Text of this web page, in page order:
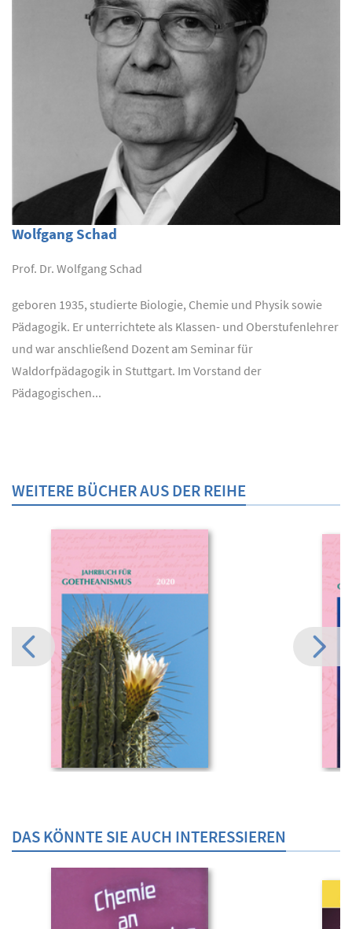
Wolfgang Schad
Prof. Dr. Wolfgang Schad
geboren 1935, studierte Biologie, Chemie und Physik sowie
Pädagogik. Er unterrichtete als Klassen- und Oberstufenlehrer
und war anschließend Dozent am Seminar für
Waldorfpädagogik in Stuttgart. Im Vorstand der
Pädagogischen...
WEITERE BÜCHER AUS DER REIHE
DAS KÖNNTE SIE AUCH INTERESSIEREN